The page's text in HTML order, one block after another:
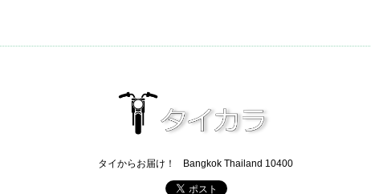
タイからお届け！ Bangkok Thailand 10400